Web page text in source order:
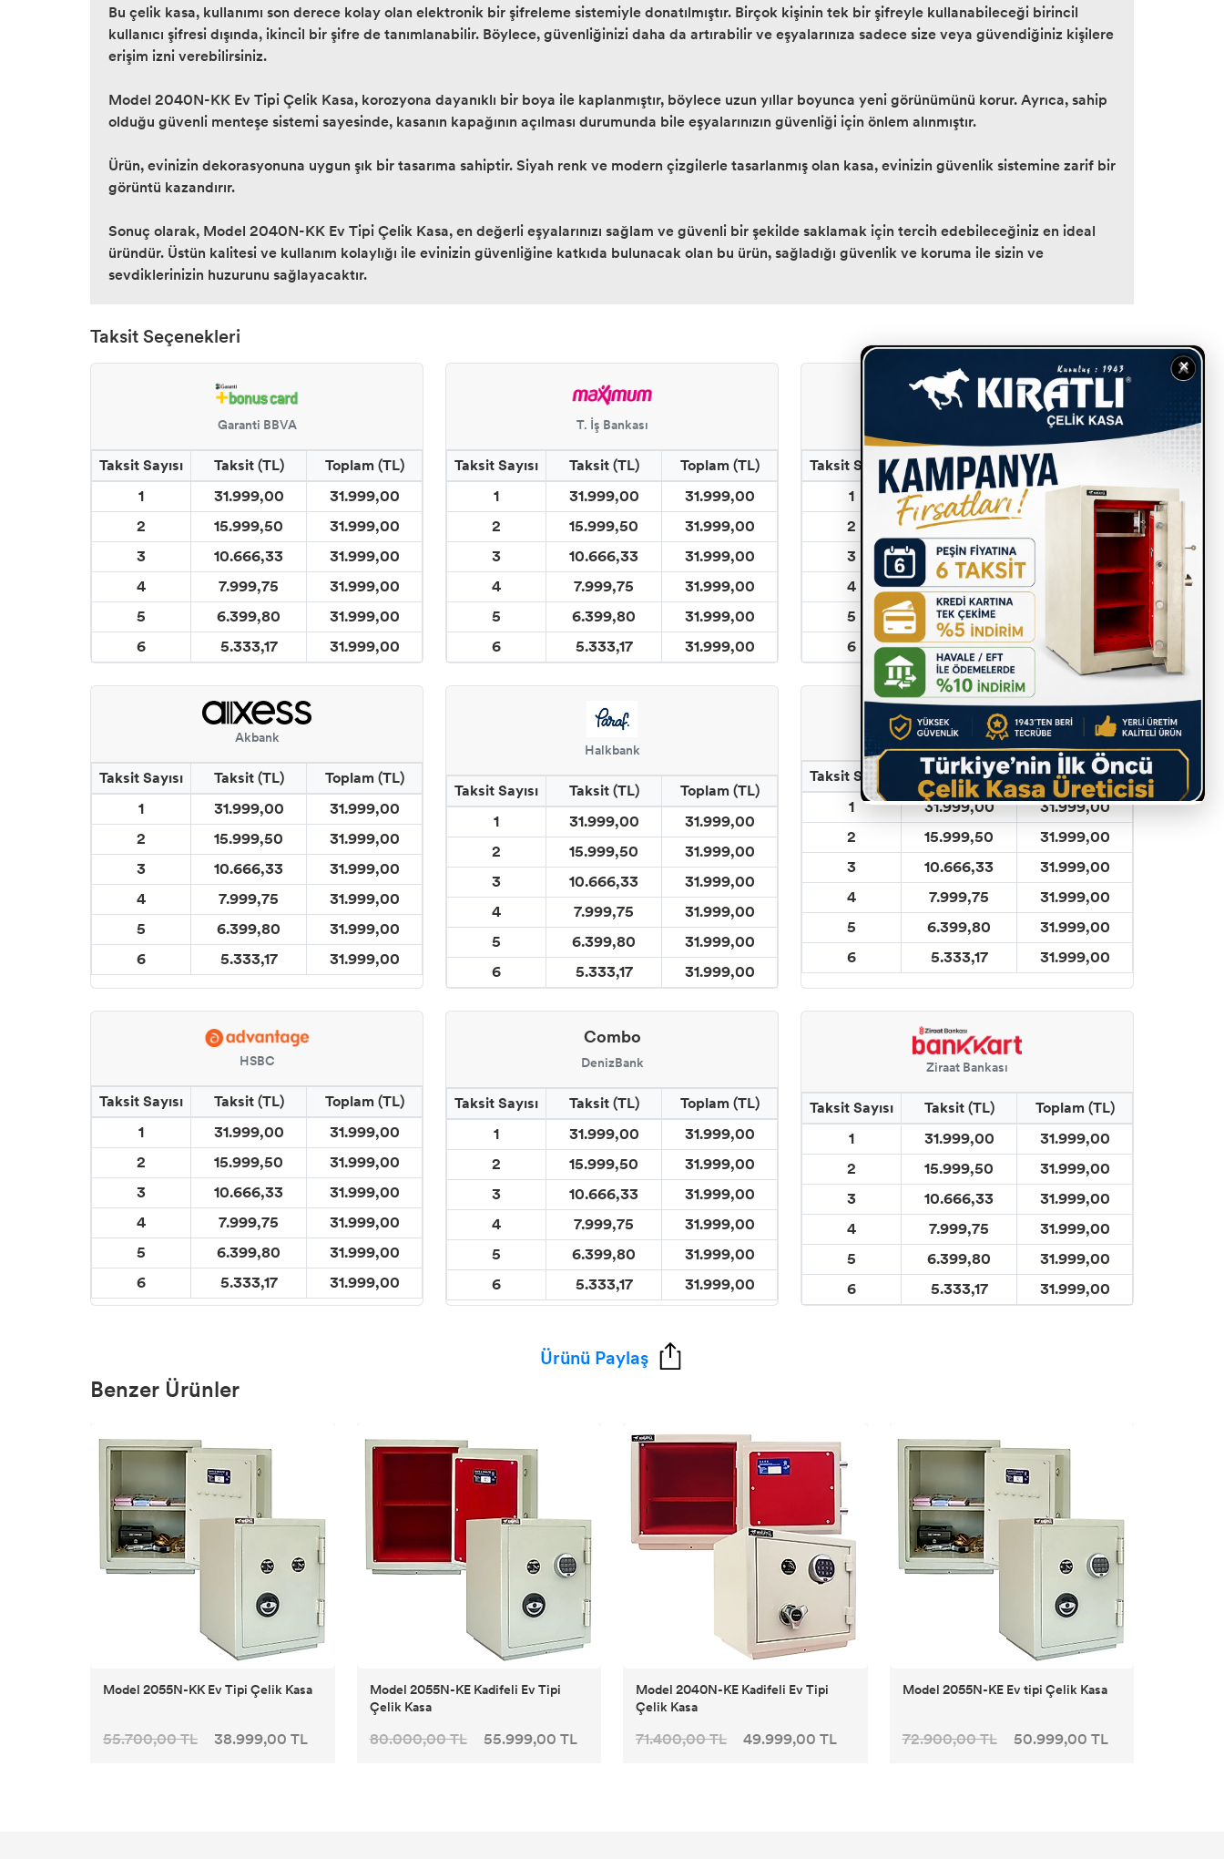
×
Bu çelik kasa, kullanımı son derece kolay olan elektronik bir şifreleme sistemiyle donatılmıştır. Birçok kişinin tek bir şifreyle kullanabileceği birincil
kullanıcı şifresi dışında, ikincil bir şifre de tanımlanabilir. Böylece, güvenliğinizi daha da artırabilir ve eşyalarınıza sadece size veya güvendiğiniz kişilere
erişim izni verebilirsiniz.
Model 2040N-KK Ev Tipi Çelik Kasa, korozyona dayanıklı bir boya ile kaplanmıştır, böylece uzun yıllar boyunca yeni görünümünü korur. Ayrıca, sahip
olduğu güvenli menteşe sistemi sayesinde, kasanın kapağının açılması durumunda bile eşyalarınızın güvenliği için önlem alınmıştır.
Ürün, evinizin dekorasyonuna uygun şık bir tasarıma sahiptir. Siyah renk ve modern çizgilerle tasarlanmış olan kasa, evinizin güvenlik sistemine zarif bir
görüntü kazandırır.
Sonuç olarak, Model 2040N-KK Ev Tipi Çelik Kasa, en değerli eşyalarınızı sağlam ve güvenli bir şekilde saklamak için tercih edebileceğiniz en ideal
üründür. Üstün kalitesi ve kullanım kolaylığı ile evinizin güvenliğine katkıda bulunacak olan bu ürün, sağladığı güvenlik ve koruma ile sizin ve
sevdiklerinizin huzurunu sağlayacaktır.
Taksit Seçenekleri
Garanti BBVA
Taksit Sayısı Taksit (TL)
Toplam (TL)
1
31.999,00
31.999,00
2
15.999,50
31.999,00
3
10.666,33
31.999,00
4
7.999,75
31.999,00
5
6.399,80
31.999,00
6
5.333,17 31.999,00
T. İş Bankası
Taksit Sayısı Taksit (TL)
Toplam (TL)
1
31.999,00
31.999,00
2
15.999,50
31.999,00
3
10.666,33
31.999,00
4
7.999,75
31.999,00
5
6.399,80
31.999,00
6
5.333,17 31.999,00
Taksit Sayısı Taksit (TL)
Toplam (TL)
1
31.999,00
31.999,00
2
15.999,50
3
10.666,33
4
7.999,75
5
6.399,80
6
5.333,17 31.999,00
Akbank
Taksit Sayısı Taksit (TL)
Toplam (TL)
1
31.999,00
31.999,00
2
15.999,50
31.999,00
3
10.666,33
31.999,00
4
7.999,75
31.999,00
5
6.399,80
31.999,00
6
5.333,17 31.999,00
Halkbank
Taksit Sayısı Taksit (TL)
Toplam (TL)
1
31.999,00
31.999,00
2
15.999,50
31.999,00
3
10.666,33
31.999,00
4
7.999,75
31.999,00
5
6.399,80
31.999,00
6
5.333,17 31.999,00
QNB Finansbank
Taksit Sayısı Taksit (TL)
Toplam (TL)
1
31.999,00
31.999,00
2
15.999,50
31.999,00
3
10.666,33
31.999,00
4
7.999,75
31.999,00
5
6.399,80
31.999,00
6
5.333,17 31.999,00
HSBC
Taksit Sayısı Taksit (TL)
Toplam (TL)
1
31.999,00
31.999,00
2
15.999,50
31.999,00
3
10.666,33
31.999,00
4
7.999,75
31.999,00
5
6.399,80
31.999,00
6
5.333,17 31.999,00
Combo
DenizBank
Taksit Sayısı Taksit (TL)
Toplam (TL)
1
31.999,00
31.999,00
2
15.999,50
31.999,00
3
10.666,33
31.999,00
4
7.999,75
31.999,00
5
6.399,80
31.999,00
6
5.333,17 31.999,00
Ziraat Bankası
Taksit Sayısı Taksit (TL)
Toplam (TL)
1
31.999,00
31.999,00
2
15.999,50
31.999,00
3
10.666,33
31.999,00
4
7.999,75
31.999,00
5
6.399,80
31.999,00
6
5.333,17 31.999,00
Ürünü Paylaş
Benzer Ürünler
Model 2055N-KK Ev Tipi Çelik Kasa
55.700,00 TL 38.999,00 TL
Model 2055N-KE Kadifeli Ev Tipi
Çelik Kasa
80.000,00 TL 55.999,00 TL
Model 2040N-KE Kadifeli Ev Tipi
Çelik Kasa
71.400,00 TL 49.999,00 TL
Model 2055N-KE Ev tipi Çelik Kasa
72.900,00 TL 50.999,00 TL